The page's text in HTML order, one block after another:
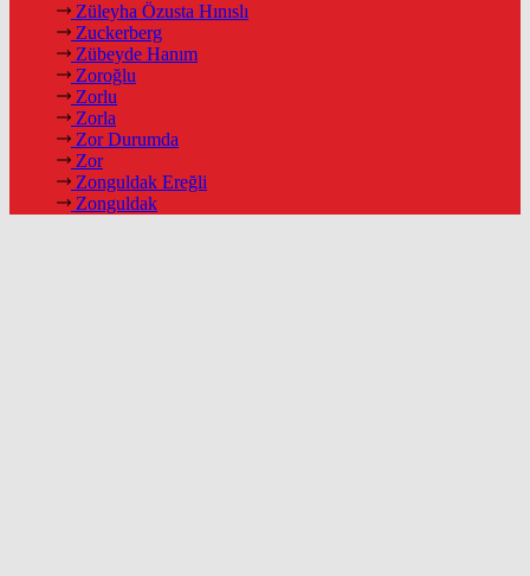
Züleyha Özusta Hınıslı
Zuckerberg
Zübeyde Hanım
Zoroğlu
Zorlu
Zorla
Zor Durumda
Zor
Zonguldak Ereğli
Zonguldak